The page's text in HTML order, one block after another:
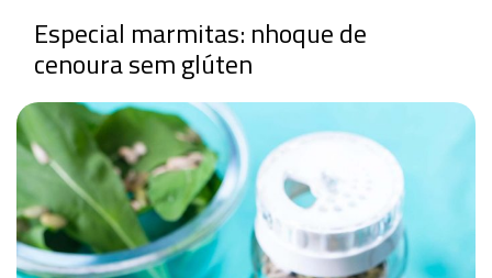
Especial marmitas: nhoque de
cenoura sem glúten